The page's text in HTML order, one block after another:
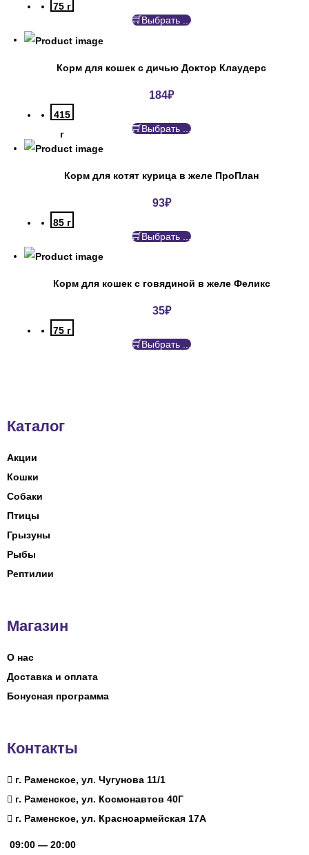
75 г
Выбрать ...
Корм для кошек с дичью Доктор Клаудерс
184₽
415
г
Выбрать ...
Корм для котят курица в желе ПроПлан
93₽
85 г
Выбрать ...
Корм для кошек с говядиной в желе Феликс
35₽
75 г
Выбрать ...
Каталог
Акции
Кошки
Собаки
Птицы
Грызуны
Рыбы
Рептилии
Магазин
О нас
Доставка и оплата
Бонусная программа
Контакты
г. Раменское, ул. Чугунова 11/1
г. Раменское, ул. Космонавтов 40Г
г. Раменское, ул. Красноармейская 17А
09:00 — 20:00